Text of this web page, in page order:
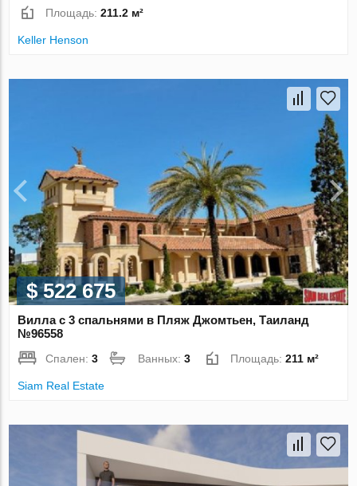
Площадь:211.2 м²
Keller Henson
$ 522 675
Вилла с 3 спальнями в Пляж Джомтьен, Таиланд
№96558
Спален:3 Ванных:3 Площадь:211 м²
Siam Real Estate